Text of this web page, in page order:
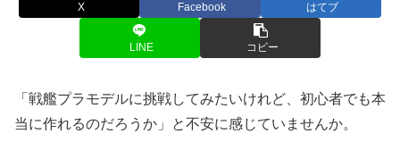
X Facebook はてブ
LINE コピー
「戦艦プラモデルに挑戦してみたいけれど、初心者でも本
当に作れるのだろうか」と不安に感じていませんか。